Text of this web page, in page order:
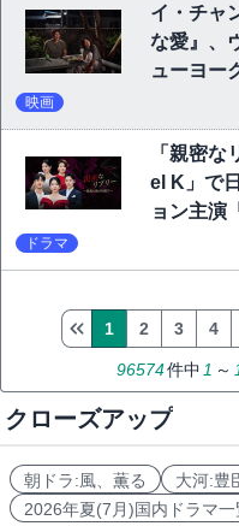
イ・チャ
な愛』、
ューヨー
映画祭で
映画
「親密
el K」で
ョン主演
ドラマ
96574件中 1 ～
1 2 3 4
クローズアップ
朝ドラ:風、薫る 大河:豊
2026年夏(7月)国内ドラマ一